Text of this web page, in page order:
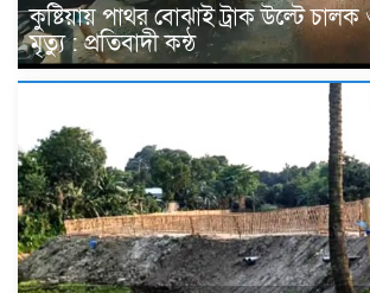
কুষ্টিয়ায় পাথর বোঝাই ট্রাক উল্টে
মৃত্যু : প্রতিবাদী কন্ঠ